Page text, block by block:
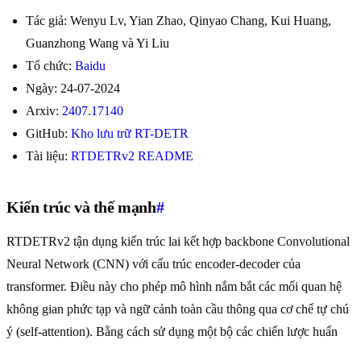
Tác giả: Wenyu Lv, Yian Zhao, Qinyao Chang, Kui Huang,
Guanzhong Wang và Yi Liu
Tổ chức: Baidu
Ngày: 24-07-2024
Arxiv: 2407.17140
GitHub: Kho lưu trữ RT-DETR
Tài liệu: RTDETRv2 README
Kiến trúc và thế mạnh#
RTDETRv2 tận dụng kiến trúc lai kết hợp backbone Convolutional
Neural Network (CNN) với cấu trúc encoder-decoder của
transformer. Điều này cho phép mô hình nắm bắt các mối quan hệ
không gian phức tạp và ngữ cảnh toàn cầu thông qua cơ chế tự chú
ý (self-attention). Bằng cách sử dụng một bộ các chiến lược huấn